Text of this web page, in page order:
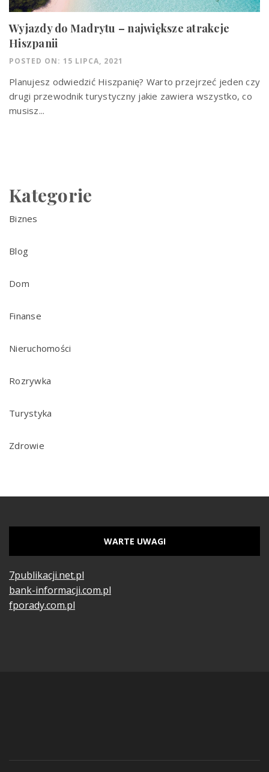
Wyjazdy do Madrytu – największe atrakcje
Hiszpanii
POSTED ON: 15 LIPCA, 2021
Planujesz odwiedzić Hiszpanię? Warto przejrzeć jeden czy
drugi przewodnik turystyczny jakie zawiera wszystko, co
musisz...
Kategorie
Biznes
Blog
Dom
Finanse
Nieruchomości
Rozrywka
Turystyka
Zdrowie
WARTE UWAGI
7publikacji.net.pl
bank-informacji.com.pl
fporady.com.pl